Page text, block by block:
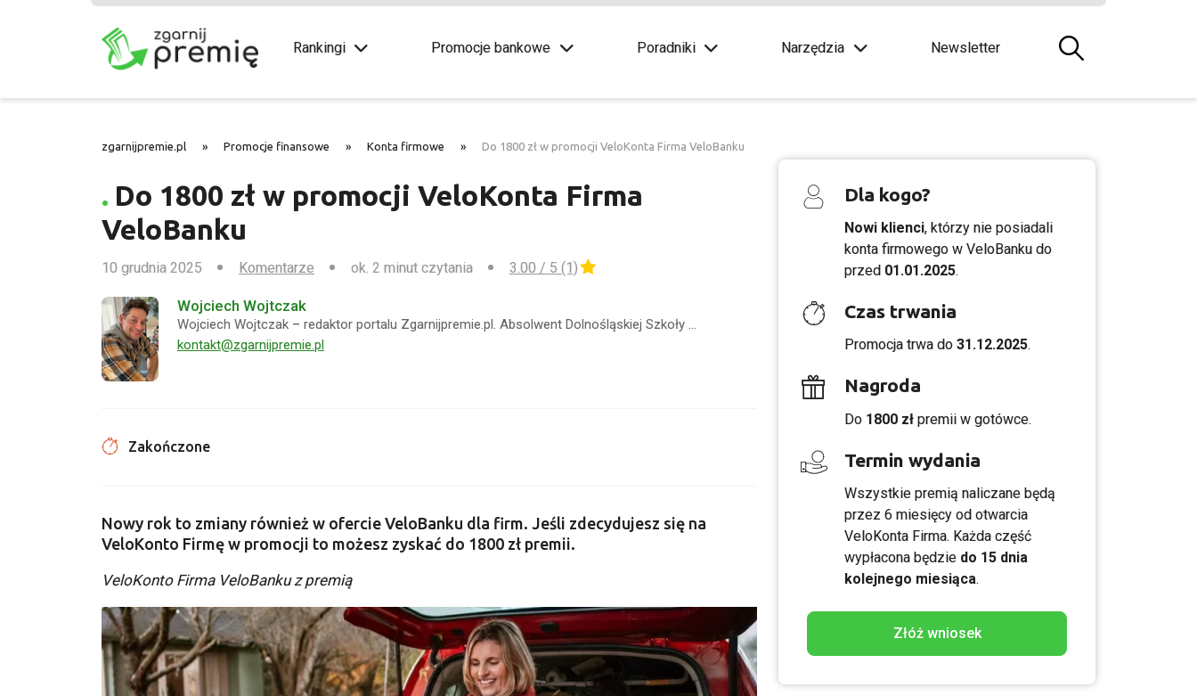
Rankingi Promocje bankowe Poradniki Narzędzia Newsletter
zgarnijpremie.pl » Promocje finansowe » Konta firmowe » Do 1800 zł w promocji VeloKonta Firma VeloBanku
Do 1800 zł w promocji VeloKonta Firma
VeloBanku
10 grudnia 2025 Komentarze ok. 2 minut czytania 3.00 / 5 (1)
Wojciech Wojtczak
Wojciech Wojtczak – redaktor portalu Zgarnijpremie.pl. Absolwent Dolnośląskiej Szkoły …
kontakt@zgarnijpremie.pl
Zakończone
Nowy rok to zmiany również w ofercie VeloBanku dla firm. Jeśli zdecydujesz się na
VeloKonto Firmę w promocji to możesz zyskać do 1800 zł premii.
VeloKonto Firma VeloBanku z premią
Dla kogo?
Nowi klienci, którzy nie posiadali
konta firmowego w VeloBanku do
przed 01.01.2025.
Czas trwania
Promocja trwa do 31.12.2025.
Nagroda
Do 1800 zł premii w gotówce.
Termin wydania
Wszystkie premią naliczane będą
przez 6 miesięcy od otwarcia
VeloKonta Firma. Każda część
wypłacona będzie do 15 dnia
kolejnego miesiąca.
Złóż wniosek